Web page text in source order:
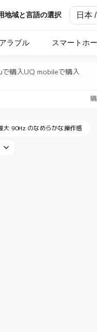
地域と言語の選択 日本
ラブル スマートホ
で購入UQ mobileで購入
なフラットデザイン "
大 90Hz のなめらかな操作感